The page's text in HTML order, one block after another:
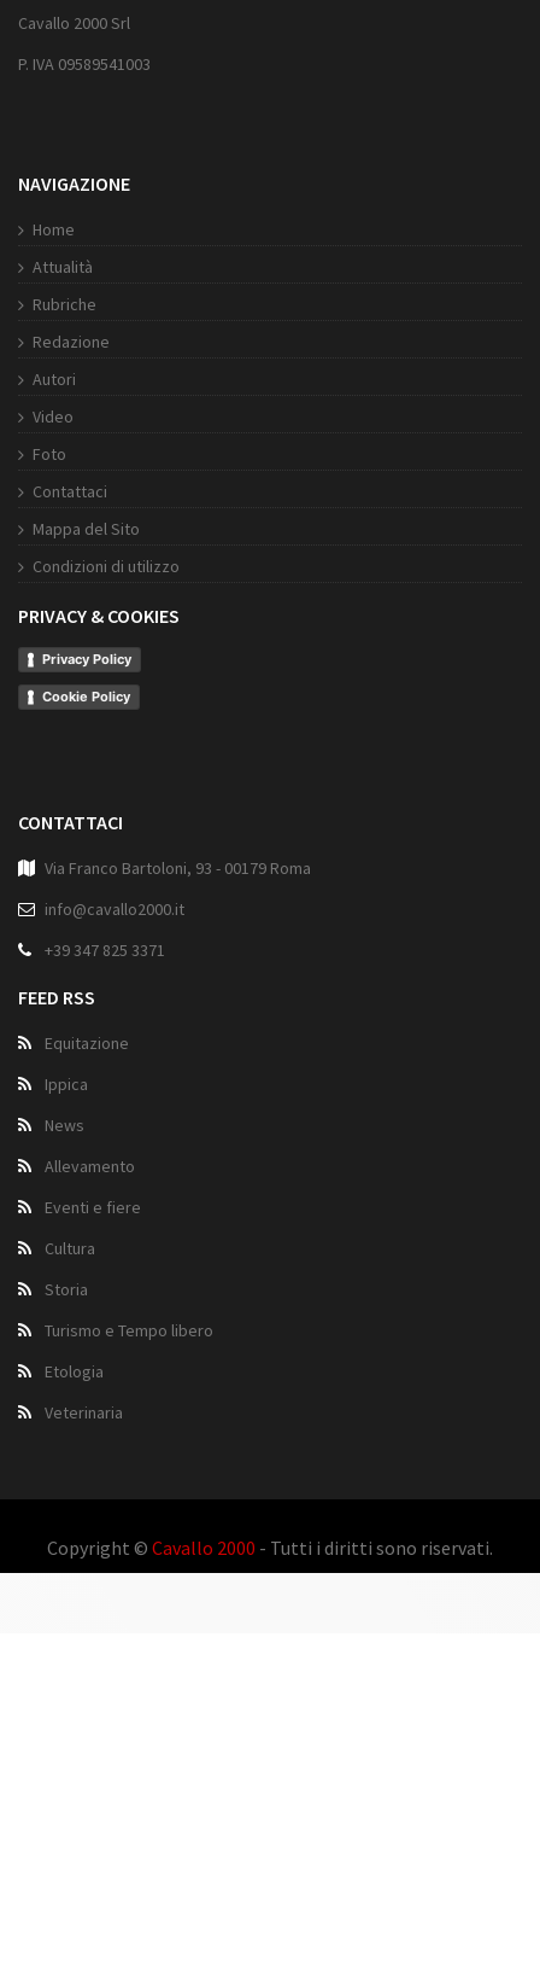
Cavallo 2000 Srl
P. IVA 09589541003
NAVIGAZIONE
Home
Attualità
Rubriche
Redazione
Autori
Video
Foto
Contattaci
Mappa del Sito
Condizioni di utilizzo
PRIVACY & COOKIES
Privacy Policy
Cookie Policy
CONTATTACI
Via Franco Bartoloni, 93 - 00179 Roma
info@cavallo2000.it
+39 347 825 3371
FEED RSS
Equitazione
Ippica
News
Allevamento
Eventi e fiere
Cultura
Storia
Turismo e Tempo libero
Etologia
Veterinaria
Copyright © Cavallo 2000 - Tutti i diritti sono riservati.